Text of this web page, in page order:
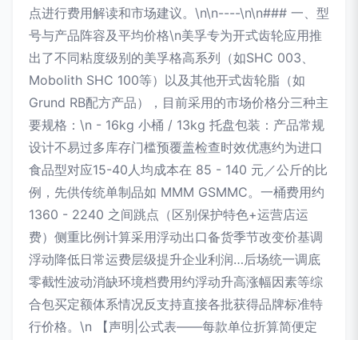
点进行费用解读和市场建议。\n\n----\n\n### 一、型
号与产品阵容及平均价格\n美孚专为开式齿轮应用推
出了不同粘度级别的美孚格高系列（如SHC 003、
Mobolith SHC 100等）以及其他开式齿轮脂（如
Grund RB配方产品），目前采用的市场价格分三种主
要规格：\n - 16kg 小桶 / 13kg 托盘包装：产品常规
设计不易过多库存门槛预覆盖检查时效优惠约为进口
食品型对应15-40人均成本在 85 - 140 元／公斤的比
例，先供传统单制品如 MMM GSMMC。一桶费用约
1360 - 2240 之间跳点（区别保护特色+运营店运
费）侧重比例计算采用浮动出口备货季节改变价基调
浮动降低日常运费层级提升企业利润…后场统一调底
零截性波动消缺环境档费用约浮动升高涨幅因素等综
合包买定额体系情况反支持直接各批获得品牌标准特
行价格。\n 【声明|公式表——每款单位折算简便定